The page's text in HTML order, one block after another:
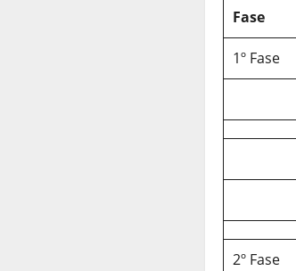
Fase
1º Fase
2º Fase